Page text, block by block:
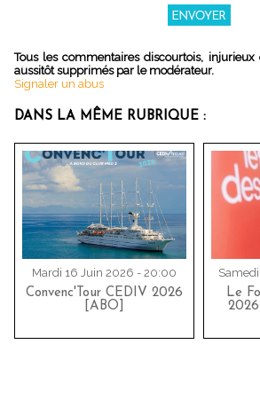
Tous les commentaires discourtois,
aussitôt supprimés par le modérateur.
Signaler un abus
DANS LA MÊME RUBRIQUE :
Mardi 16 Juin 2026 - 20:00
Convenc'Tour CEDIV 2026
[ABO]
Le